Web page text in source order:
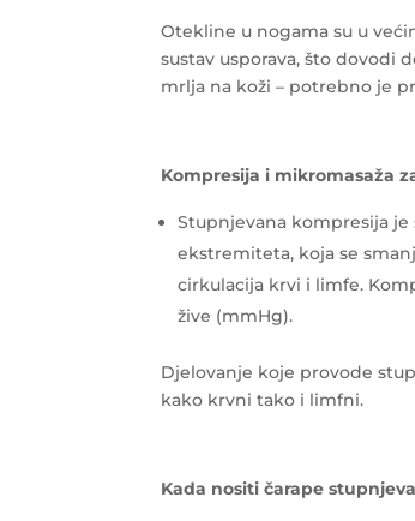
Otekline u nogama su u
sustav usporava, što dovodi
mrlja na koži – potrebno je
Kompresija i mikromasaža
Stupnjevana kompresija
ekstremiteta, koja se
cirkulacija krvi i limfe.
žive (mmHg).
Djelovanje koje provode
kako krvni tako i limfni.
Kada nositi čarape